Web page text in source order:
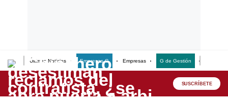
Últimas Noticias Empresas G Empresas G de Gestión
Lo último
Peru Quiosco SUSCRÍBETE